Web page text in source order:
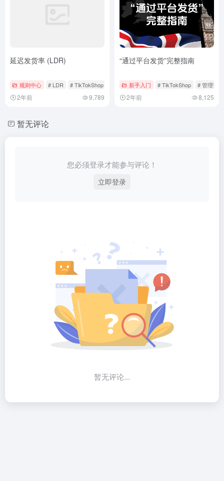
延迟发货率 (LDR)
规则中心 # LDR # TikTokShop # 延迟发货率
2年前 9,789
“通过平台发货”完整指南
新手入门 # TikTokShop # 管理订单
2年前 8,125
暂无评论
您必须登录才能参与评论！
立即登录
暂无评论...